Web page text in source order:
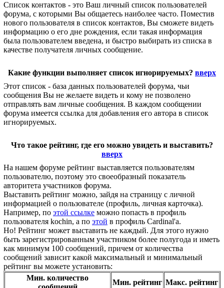
Список контактов - это Ваш личный список пользователей
форума, с которыми Вы общаетесь наиболее часто. Поместив
нового пользователя в список контактов, Вы сможете видеть
информацию о его дне рождения, если такая информация
была пользователем введена, и быстро выбирать из списка в
качестве получателя личных сообщение.
Какие функции выполняет список игнорируемых? вверх
Этот список - база данных пользователей форума, чьи
сообщения Вы не желаете видеть и кому не позволено
отправлять вам личные сообщения. В каждом сообщении
форума имеется ссылка для добавления его автора в список
игнорируемых.
Что такое рейтинг, где его можно увидеть и выставить?
вверх
На нашем форуме рейтинг выставляется пользователям
пользователю, поэтому это своеобразный показатель
авторитета участников форума.
Выставить рейтинг можно, зайдя на страницу с личной
информацией о пользователе (профиль, личная карточка).
Например, по этой ссылке можно попасть в профиль
пользователя kochin, а по этой в профиль Cardinal'a.
Но! Рейтинг может выставить не каждый. Для этого нужно
быть зарегистрированным участником более полугода и иметь
как минимум 100 сообщений, причем от количества
сообщений зависит какой максимальный и минимальный
рейтинг вы можете установить:
Мин. количество
Мин. рейтинг Макс. рейтинг